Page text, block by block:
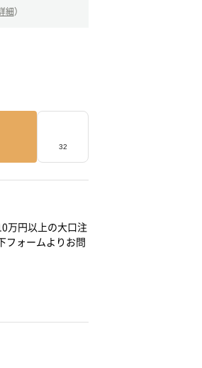
細）
万円以上の大口注
フォームよりお問